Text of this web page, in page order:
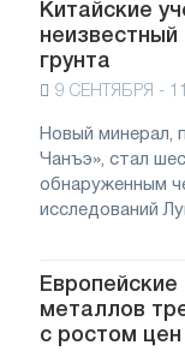
Китайские
неизвестный
грунта
9 СЕНТЯБРЯ -
Новый минерал,
Чанъэ», стал
обнаруженным
исследований
металлов
с ростом цен